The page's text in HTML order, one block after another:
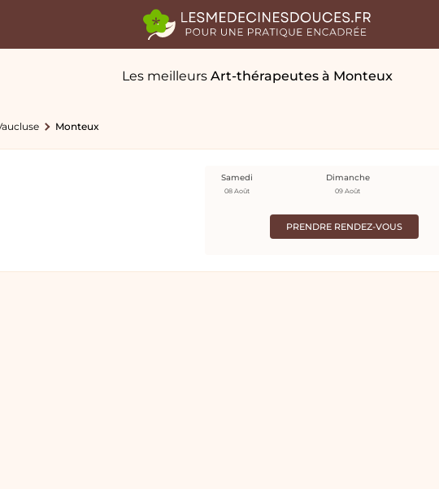
Les meilleurs Art-thérapeutes à Monteux
Monteux
PRENDRE RENDEZ-VOUS
Samedi
08 Août
Dimanche
09 Août